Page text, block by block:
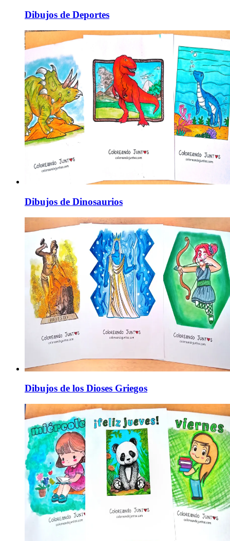
Dibujos de Deportes
Dibujos de Dinosaurios
Dibujos de los Dioses Griegos